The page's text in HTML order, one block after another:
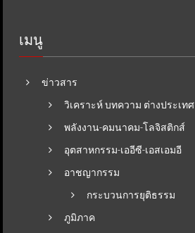
เมนู
ข่าวสาร
วิเคราะห์ บทความ ต่างประเทศ
พลังงาน-คมนาคม-โลจิสติกส์
อุตสาหกรรม-เออีซี-เอสเอมอี
อาชญากรรม
กระบวนการยุติธรรม
ภูมิภาค